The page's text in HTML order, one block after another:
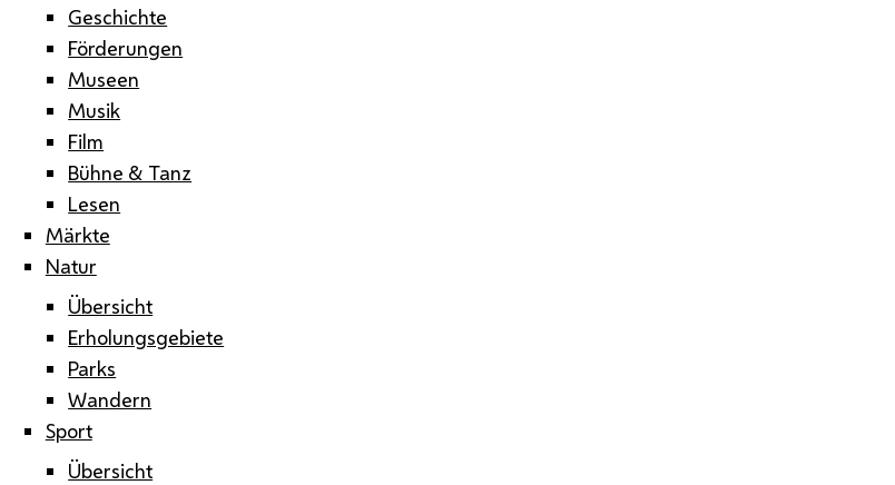
Geschichte
Förderungen
Museen
Musik
Film
Bühne & Tanz
Lesen
Märkte
Natur
Übersicht
Erholungsgebiete
Parks
Wandern
Sport
Übersicht